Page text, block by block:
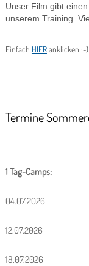
Unser Film gibt
unserem Training.
Einfach HIERanklicken :-)
Termine
1 Tag-Camps:
04.07.2026
12.07.2026
18.07.2026